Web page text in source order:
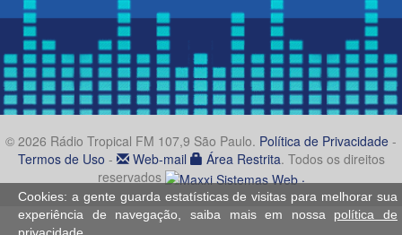
© 2026 Rádio Tropical FM 107,9 São Paulo. Política de Privacidade -
Termos de Uso - Web-mail Área Restrita. Todos os direitos
reservados
.
Cookies: a gente guarda estatísticas de visitas para melhorar sua
experiência de navegação, saiba mais em nossa política de